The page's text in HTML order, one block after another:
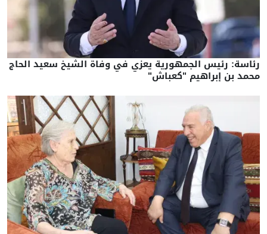
رئاسة: رئيس الجمهورية يعزي في وفاة الشيخ سعيد الحاج
محمد بن إبراهيم "كعباش"